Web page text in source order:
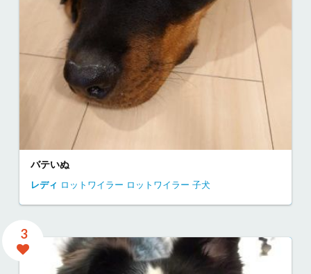
バテいぬ
レディ ロットワイラー ロットワイラー 子犬
3